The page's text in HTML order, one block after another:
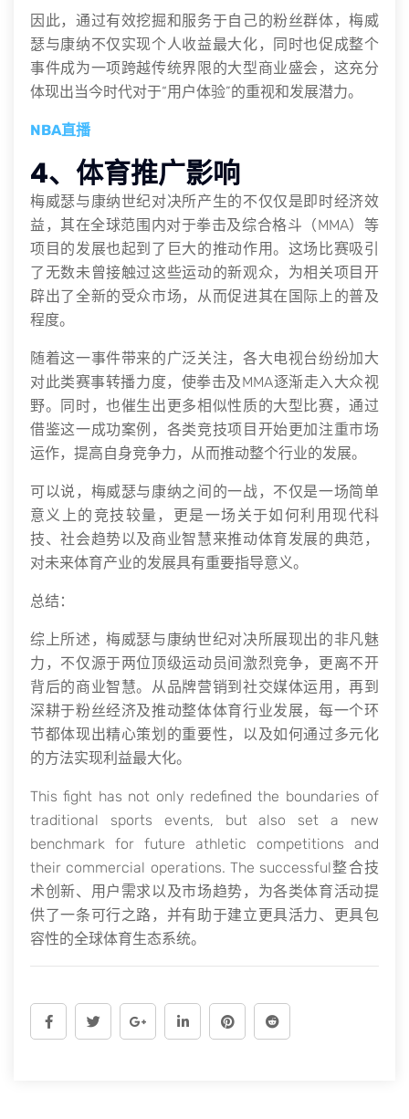
因此，通过有效挖掘和服务于自己的粉丝群体，梅威
瑟与康纳不仅实现个人收益最大化，同时也促成整个
事件成为一项跨越传统界限的大型商业盛会，这充分
体现出当今时代对于“用户体验”的重视和发展潜力。
NBA直播
4、体育推广影响
梅威瑟与康纳世纪对决所产生的不仅仅是即时经济效
益，其在全球范围内对于拳击及综合格斗（MMA）等
项目的发展也起到了巨大的推动作用。这场比赛吸引
了无数未曾接触过这些运动的新观众，为相关项目开
辟出了全新的受众市场，从而促进其在国际上的普及
程度。
随着这一事件带来的广泛关注，各大电视台纷纷加大
对此类赛事转播力度，使拳击及MMA逐渐走入大众视
野。同时，也催生出更多相似性质的大型比赛，通过
借鉴这一成功案例，各类竞技项目开始更加注重市场
运作，提高自身竞争力，从而推动整个行业的发展。
可以说，梅威瑟与康纳之间的一战，不仅是一场简单
意义上的竞技较量，更是一场关于如何利用现代科
技、社会趋势以及商业智慧来推动体育发展的典范，
对未来体育产业的发展具有重要指导意义。
总结：
综上所述，梅威瑟与康纳世纪对决所展现出的非凡魅
力，不仅源于两位顶级运动员间激烈竞争，更离不开
背后的商业智慧。从品牌营销到社交媒体运用，再到
深耕于粉丝经济及推动整体体育行业发展，每一个环
节都体现出精心策划的重要性，以及如何通过多元化
的方法实现利益最大化。
This fight has not only redefined the boundaries of
traditional sports events, but also set a new
benchmark for future athletic competitions and
their commercial operations. The successful整合技
术创新、用户需求以及市场趋势，为各类体育活动提
供了一条可行之路，并有助于建立更具活力、更具包
容性的全球体育生态系统。